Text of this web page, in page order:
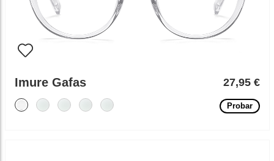
Imure Gafas 27,95 €
Probar